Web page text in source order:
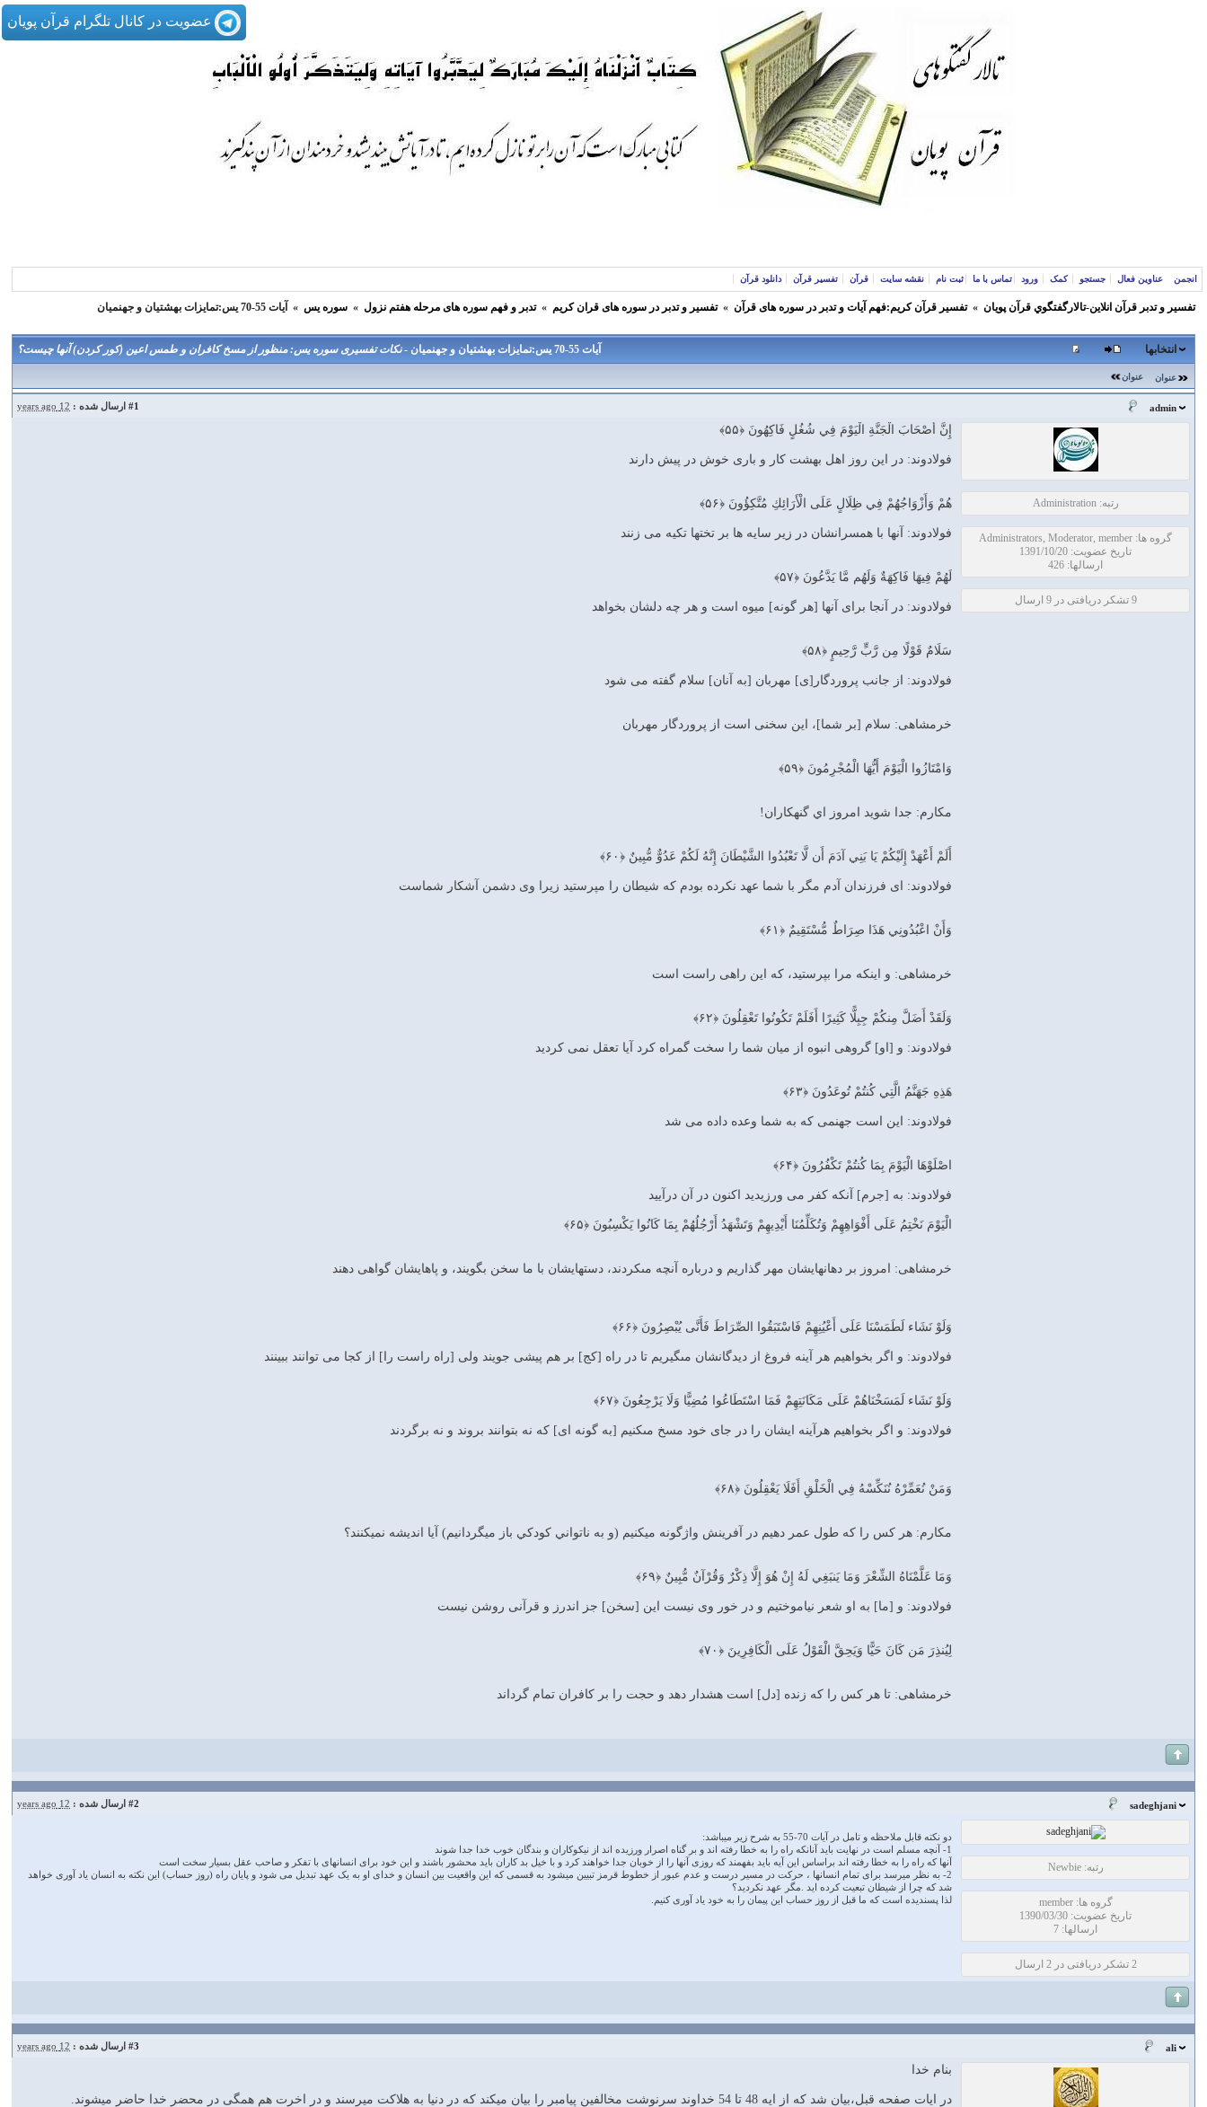
عضویت در کانال تلگرام قرآن پویان
انجمن عناوین فعال جستجو کمک ورود تماس با ما ثبت نام نقشه سایت قرآن تفسیر قرآن دانلود قرآن
تفسير و‌ تدبر قرآن انلاين-تالارگفتگوي قرآن پویان » تفسير قرآن كريم:فهم آيات و تدبر در سوره های قرآن » تفسير و تدبر در سوره های قران كريم » تدبر و فهم سوره های مرحله هفتم نزول » سوره یس » آیات 55-70 یس:تمایزات بهشتیان و جهنمیان
آیات 55-70 یس:تمایزات بهشتیان و جهنمیان - نکات تفسیری سوره یس: منظور از مسخ کافران و طمس اعین (کور کردن) آنها چیست؟ انتخابها
عنوان عنوان
admin
#1 ارسال شده : 12 years ago
رتبه: Administration
گروه ها: Administrators, Moderator, member
تاریخ عضویت: 1391/10/20
ارسالها: 426
9 تشکر دریافتی در 9 ارسال
إِنَّ أَصْحَابَ الْجَنَّةِ الْيَوْمَ فِي شُغُلٍ فَاكِهُونَ ﴿۵۵﴾
فولادوند: در اين روز اهل بهشت كار و بارى خوش در پيش دارند
هُمْ وَأَزْوَاجُهُمْ فِي ظِلَالٍ عَلَى الْأَرَائِكِ مُتَّكِؤُونَ ﴿۵۶﴾
فولادوند: آنها با همسرانشان در زير سايه ‏ها بر تختها تكيه مى‏ زنند
لَهُمْ فِيهَا فَاكِهَةٌ وَلَهُم مَّا يَدَّعُونَ ﴿۵۷﴾
فولادوند: در آنجا براى آنها [هر گونه] ميوه است و هر چه دلشان بخواهد
سَلَامٌ قَوْلًا مِن رَّبٍّ رَّحِيمٍ ﴿۵۸﴾
فولادوند: از جانب پروردگار[ى] مهربان [به آنان] سلام گفته مى ‏شود
خرمشاهی: سلام [بر شما]، اين سخنى است از پروردگار مهربان‏
وَامْتَازُوا الْيَوْمَ أَيُّهَا الْمُجْرِمُونَ ﴿۵۹﴾
مکارم: جدا شويد امروز اي گنهكاران!
أَلَمْ أَعْهَدْ إِلَيْكُمْ يَا بَنِي آدَمَ أَن لَّا تَعْبُدُوا الشَّيْطَانَ إِنَّهُ لَكُمْ عَدُوٌّ مُّبِينٌ ﴿۶۰﴾
فولادوند: اى فرزندان آدم مگر با شما عهد نكرده بودم كه شيطان را مپرستيد زيرا وى دشمن آشكار شماست
وَأَنْ اعْبُدُونِي هَذَا صِرَاطٌ مُّسْتَقِيمٌ ﴿۶۱﴾
خرمشاهی: و اينكه مرا بپرستيد، كه اين راهى راست است‏
وَلَقَدْ أَضَلَّ مِنكُمْ جِبِلًّا كَثِيرًا أَفَلَمْ تَكُونُوا تَعْقِلُونَ ﴿۶۲﴾
فولادوند: و [او] گروهى انبوه از ميان شما را سخت گمراه كرد آيا تعقل نمى ‏كرديد
هَذِهِ جَهَنَّمُ الَّتِي كُنتُمْ تُوعَدُونَ ﴿۶۳﴾
فولادوند: اين است جهنمى كه به شما وعده داده مى ‏شد
اصْلَوْهَا الْيَوْمَ بِمَا كُنتُمْ تَكْفُرُونَ ﴿۶۴﴾
فولادوند: به [جرم] آنكه كفر مى‏ ورزيديد اكنون در آن درآييد
الْيَوْمَ نَخْتِمُ عَلَى أَفْوَاهِهِمْ وَتُكَلِّمُنَا أَيْدِيهِمْ وَتَشْهَدُ أَرْجُلُهُمْ بِمَا كَانُوا يَكْسِبُونَ ﴿۶۵﴾
خرمشاهی: امروز بر دهانهايشان مهر گذاريم و درباره آنچه مى‏كردند، دستهايشان با ما سخن بگويند، و پاهايشان گواهى دهند
وَلَوْ نَشَاء لَطَمَسْنَا عَلَى أَعْيُنِهِمْ فَاسْتَبَقُوا الصِّرَاطَ فَأَنَّى يُبْصِرُونَ ﴿۶۶﴾
فولادوند: و اگر بخواهيم هر آينه فروغ از ديدگانشان مى‏گيريم تا در راه [كج] بر هم پيشى جويند ولى [راه راست را] از كجا مى ‏توانند ببينند
وَلَوْ نَشَاء لَمَسَخْنَاهُمْ عَلَى مَكَانَتِهِمْ فَمَا اسْتَطَاعُوا مُضِيًّا وَلَا يَرْجِعُونَ ﴿۶۷﴾
فولادوند: و اگر بخواهيم هرآينه ايشان را در جاى خود مسخ مى‏كنيم [به گونه ‏اى] كه نه بتوانند بروند و نه برگردند
وَمَنْ نُعَمِّرْهُ نُنَكِّسْهُ فِي الْخَلْقِ أَفَلَا يَعْقِلُونَ ﴿۶۸﴾
مکارم: هر كس را كه طول عمر دهيم در آفرينش واژگونه ميكنيم (و به ناتواني كودكي باز ميگردانيم) آيا انديشه نمي‏كنند؟
وَمَا عَلَّمْنَاهُ الشِّعْرَ وَمَا يَنبَغِي لَهُ إِنْ هُوَ إِلَّا ذِكْرٌ وَقُرْآنٌ مُّبِينٌ ﴿۶۹﴾
فولادوند: و [ما] به او شعر نياموختيم و در خور وى نيست اين [سخن] جز اندرز و قرآنى روشن نيست
لِيُنذِرَ مَن كَانَ حَيًّا وَيَحِقَّ الْقَوْلُ عَلَى الْكَافِرِينَ ﴿۷۰﴾
خرمشاهی: تا هر كس را كه زنده [دل‏] است هشدار دهد و حجت را بر كافران تمام گرداند
sadeghjani
#2 ارسال شده : 12 years ago
رتبه: Newbie
گروه ها: member
تاریخ عضویت: 1390/03/30
ارسالها: 7
2 تشکر دریافتی در 2 ارسال
دو نکته قابل ملاحظه و تامل در آیات 70-55 به شرح زیر میباشد:
1- آنچه مسلم است در نهایت باید آنانکه راه را به خطا رفته اند و بر گناه اصرار ورزیده اند از نیکوکاران و بندگان خوب خدا جدا شوند
آنها که راه را به خطا رفته اند براساس این آیه باید بفهمند که روزی آنها را از خوبان جدا خواهند کرد و با خیل بد کاران باید محشور باشند و این خود برای انسانهای با تفکر و صاحب عقل بسیار سخت است
2- به نظر میرسد برای تمام انسانها ، حرکت در مسیر درست و عدم عبور از خطوط قرمز تبیین میشود به قسمی که این واقعیت بین انسان و خدای او به یک عهد تبدیل می شود و پایان راه (روز حساب) این نکته به انسان یاد آوری خواهد
شد که چرا از شیطان تبعیت کرده اید .مگر عهد نکردید؟
لذا پسندیده است که ما قبل از روز حساب این پیمان را به خود یاد آوری کنیم.
ali
#3 ارسال شده : 12 years ago
بنام خدا
در ایات صفحه قبل،بیان شد که از ایه 48 تا 54 خداوند سرنوشت مخالفین پیامبر را بیان میکند که در دنیا به هلاکت میرسند و در اخرت هم همگی در محضر خدا حاضر میشوند.